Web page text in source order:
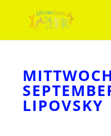
LIPOVSKY